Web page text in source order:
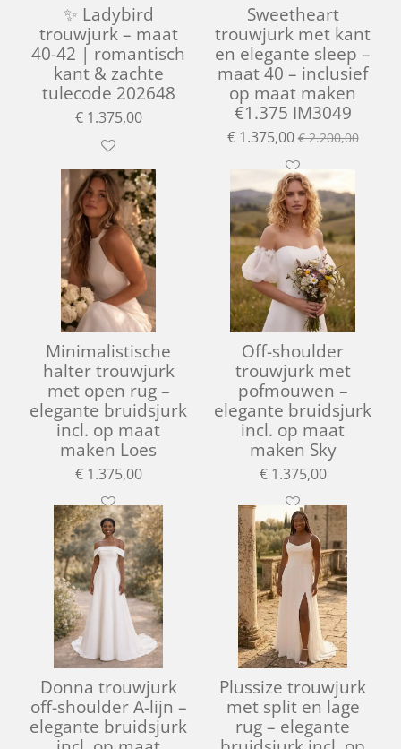
✨ Ladybird
trouwjurk – maat
40-42 | romantisch
kant & zachte
tulecode 202648
€ 1.375,00
Sweetheart
trouwjurk met kant
en elegante sleep –
maat 40 – inclusief
op maat maken
€1.375 IM3049
€ 1.375,00 € 2.200,00
Minimalistische
halter trouwjurk
met open rug –
elegante bruidsjurk
incl. op maat
maken Loes
€ 1.375,00
Off-shoulder
trouwjurk met
pofmouwen –
elegante bruidsjurk
incl. op maat
maken Sky
€ 1.375,00
Donna trouwjurk
off-shoulder A-lijn –
elegante bruidsjurk
Plussize trouwjurk
met split en lage
rug – elegante